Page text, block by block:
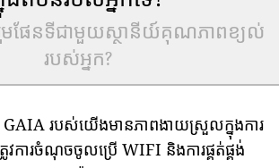
មផែនទីជាមួយស្ថានីយ៍គុណភាពខ្យល់
របស់អ្នក?
របស់យើងមានភាពងាយស្រួលក្នុងការ
រូវការចំណុចចូលប្រើ WIFI និងការផ្គត់ផ្គង់